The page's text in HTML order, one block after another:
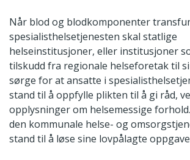
Når blod og blodkomponenter
spesialisthelsetjenesten skal statlige
helseinstitusjoner, eller institusjoner
tilskudd fra regionale helseforetak til
sørge for at ansatte i
stand til å oppfylle plikten til å gi råd,
opplysninger om helsemessige
den kommunale helse- og
stand til å løse sine lovpålagte